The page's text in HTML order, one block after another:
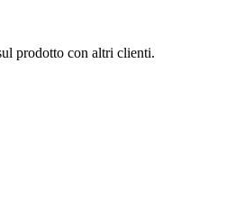
prodotto con altri clienti.